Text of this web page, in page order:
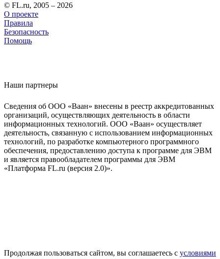
© FL.ru, 2005 – 2026
О проекте
Правила
Безопасность
Помощь
Наши партнеры
Сведения об ООО «Ваан» внесены в реестр аккредитованных
организаций, осуществляющих деятельность в области
информационных технологий. ООО «Ваан» осуществляет
деятельность, связанную с использованием информационных
технологий, по разработке компьютерного программного
обеспечения, предоставлению доступа к программе для ЭВМ
и является правообладателем программы для ЭВМ
«Платформа FL.ru (версия 2.0)».
Продолжая пользоваться сайтом, вы соглашаетесь с условиями